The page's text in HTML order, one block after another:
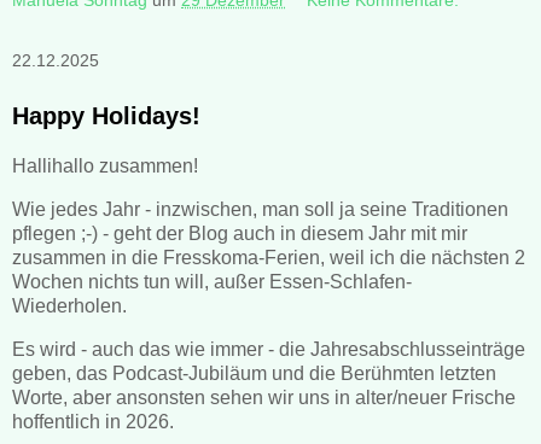
22.12.2025
Happy Holidays!
Hallihallo zusammen!
Wie jedes Jahr - inzwischen, man soll ja seine Traditionen
pflegen ;-) - geht der Blog auch in diesem Jahr mit mir
zusammen in die Fresskoma-Ferien, weil ich die nächsten 2
Wochen nichts tun will, außer Essen-Schlafen-
Wiederholen.
Es wird - auch das wie immer - die Jahresabschlusseinträge
geben, das Podcast-Jubiläum und die Berühmten letzten
Worte, aber ansonsten sehen wir uns in alter/neuer Frische
hoffentlich in 2026.